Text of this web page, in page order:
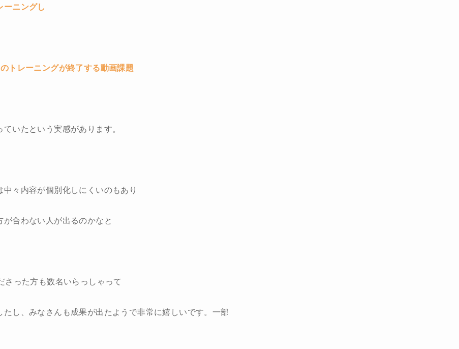
ーニングし
トレーニングが終了する動画課題
いたという実感があります。
々内容が個別化しにくいのもあり
合わない人が出るのかなと
さった方も数名いらっしゃって
し、みなさんも成果が出たようで非常に嬉しいです。一部